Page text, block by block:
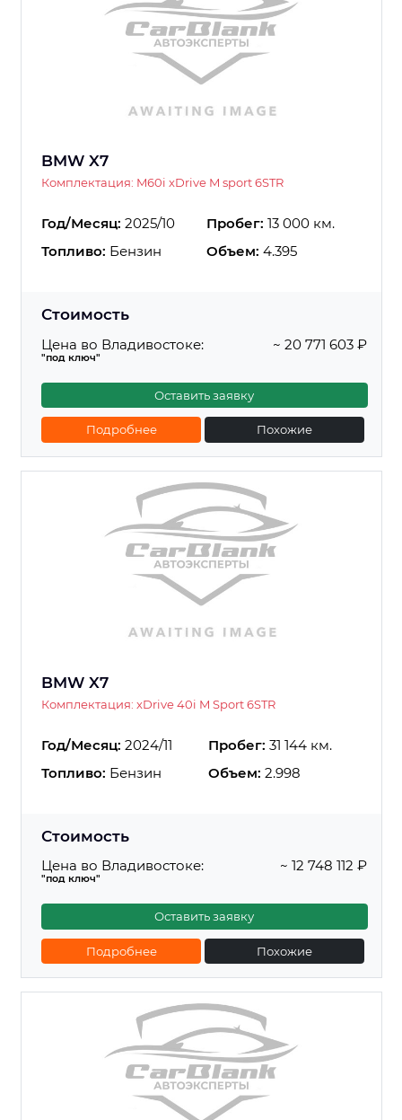
BMW X7
Комплектация: M60i xDrive M sport 6STR
Год/Месяц: 2025/10 Пробег: 13 000 км.
Топливо: Бензин Объем: 4.395
Стоимость
Цена во Владивостоке:
"под ключ"
~ 20 771 603 ₽
Оставить заявку
Подробнее Похожие
BMW X7
Комплектация: xDrive 40i M Sport 6STR
Год/Месяц: 2024/11 Пробег: 31 144 км.
Топливо: Бензин Объем: 2.998
Стоимость
Цена во Владивостоке:
"под ключ"
~ 12 748 112 ₽
Оставить заявку
Подробнее Похожие